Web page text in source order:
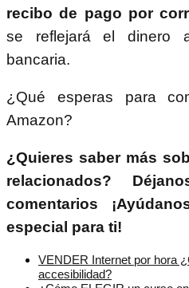
recibo de pago por
se reflejará el dinero
bancaria.
¿Qué esperas para
Amazon?
¿Quieres saber más
relacionados?
comentarios
especial para ti!
VENDER Internet por hora
accesibilidad?